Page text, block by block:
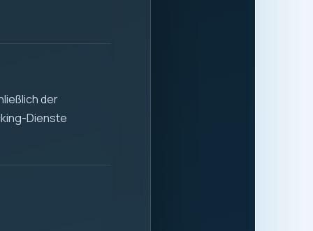
der
Dienste